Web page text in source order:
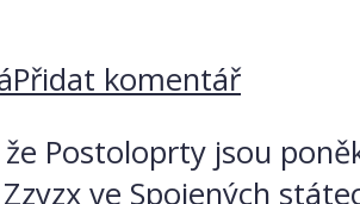
Přidat komentář
Postoloprty jsou
ve Spojených